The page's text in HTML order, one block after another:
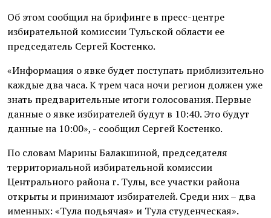
Об этом сообщил на брифинге в пресс-центре
избирательной комиссии Тульской области ее
председатель Сергей Костенко.
«Информация о явке будет поступать приблизительно
каждые два часа. К трем часа ночи регион должен уже
знать предварительные итоги голосования. Первые
данные о явке избирателей будут в 10:40. Это будут
данные на 10:00», - сообщил Сергей Костенко.
По словам Марины Балакшиной, председателя
территориальной избирательной комиссии
Центрального района г. Тулы, все участки района
открыты и принимают избирателей. Среди них – два
именных: «Тула подьячая» и Тула студенческая».